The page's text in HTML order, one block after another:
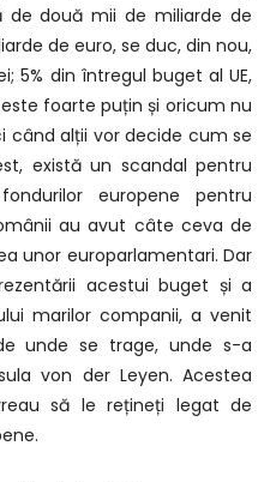
de două mii de miliarde de
de euro, se duc, din nou,
5% din întregul buget al UE,
foarte puțin și oricum nu
când alții vor decide cum se
există un scandal pentru
europene pentru
au avut câte ceva de
unor europarlamentari. Dar
acestui buget și a
marilor companii, a venit
unde se trage, unde s-a
von der Leyen. Acestea
să le rețineți legat de